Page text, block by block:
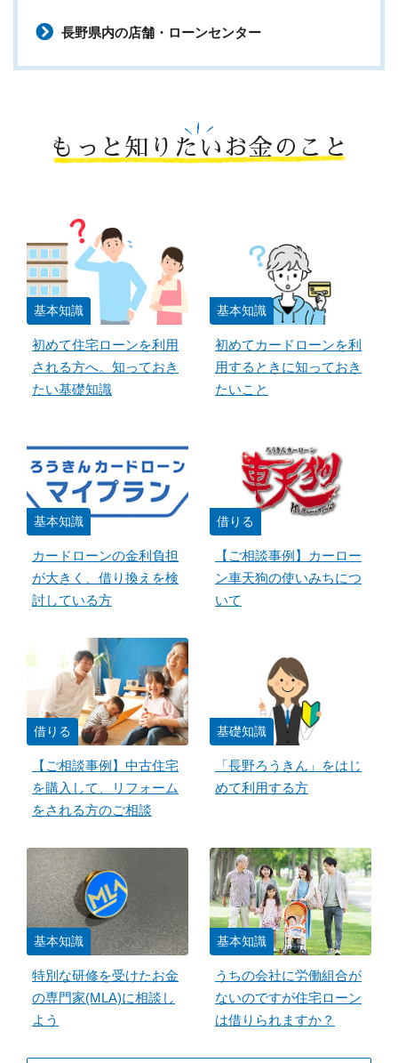
長野県内の店舗・ローンセンター
もっと知りたいお金のこと
基本知識
初めて住宅ローンを利用
される方へ。知っておき
たい基礎知識
基本知識
初めてカードローンを利
用するときに知っておき
たいこと
基本知識
カードローンの金利負担
が大きく、借り換えを検
討している方
借りる
【ご相談事例】カーロー
ン車天狗の使いみちにつ
いて
借りる
【ご相談事例】中古住宅
を購入して、リフォーム
をされる方のご相談
基礎知識
「長野ろうきん」をはじ
めて利用する方
基本知識
特別な研修を受けたお金
の専門家(MLA)に相談し
よう
基本知識
うちの会社に労働組合が
ないのですが住宅ローン
は借りられますか？